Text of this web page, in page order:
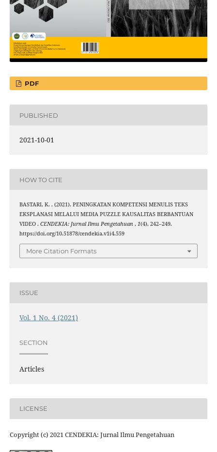
PDF
PUBLISHED
2021-10-01
HOW TO CITE
BASTARI, K. . (2021). PENINGKATAN KOMPETENSI MENULIS TEKS
EKSPLANASI MELALUI MEDIA PUZZLE KAUSALITAS BERBANTUAN
VIDEO . CENDEKIA: Jurnal Ilmu Pengetahuan , 1(4), 242–249.
https://doi.org/10.51878/cendekia.v1i4.559
More Citation Formats
ISSUE
Vol. 1 No. 4 (2021)
SECTION
Articles
LICENSE
Copyright (c) 2021 CENDEKIA: Jurnal Ilmu Pengetahuan